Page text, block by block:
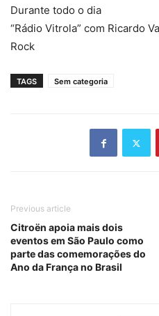
Durante todo o dia
“Rádio Vitrola” com Ricardo
Rock
TAGS Sem categoria
Previous article
Citroën apoia mais dois
eventos em São Paulo como
parte das comemorações do
Ano da França no Brasil